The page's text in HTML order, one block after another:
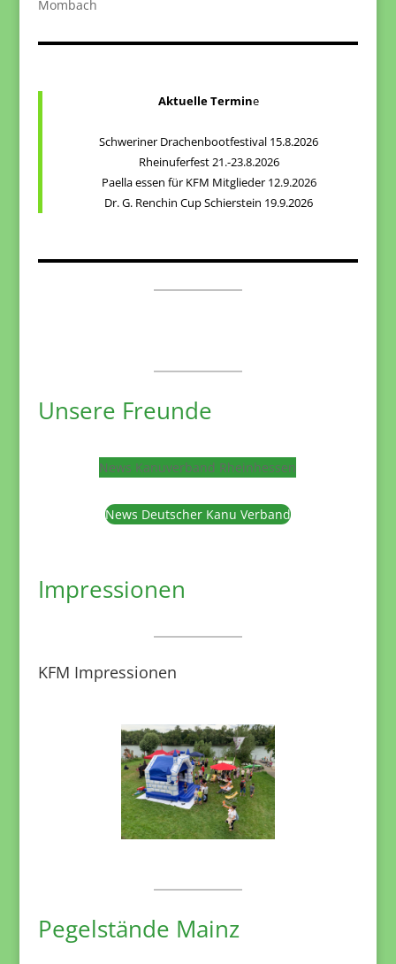
Mombach
Aktuelle Termine
Schweriner Drachenbootfestival 15.8.2026
Rheinuferfest 21.-23.8.2026
Paella essen für KFM Mitglieder 12.9.2026
Dr. G. Renchin Cup Schierstein 19.9.2026
Unsere Freunde
News Kanuverband Rheinhessen
News Deutscher Kanu Verband
Impressionen
KFM Impressionen
Pegelstände Mainz